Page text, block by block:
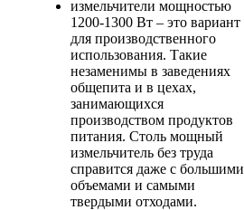
измельчители мощностью
1200-1300 Вт – это вариант
для производственного
использования. Такие
незаменимы в заведениях
общепита и в цехах,
занимающихся
производством продуктов
питания. Столь мощный
измельчитель без труда
справится даже с большими
объемами и самыми
твердыми отходами.